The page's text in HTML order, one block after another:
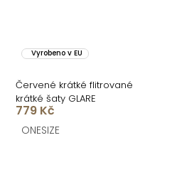
Vyrobeno v EU
Červené krátké flitrované
krátké šaty GLARE
779 Kč
ONESIZE